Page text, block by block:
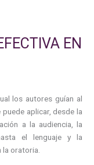
EN
los autores guían al
aplicar, desde la
a la audiencia, la
el lenguaje y la
la oratoria.